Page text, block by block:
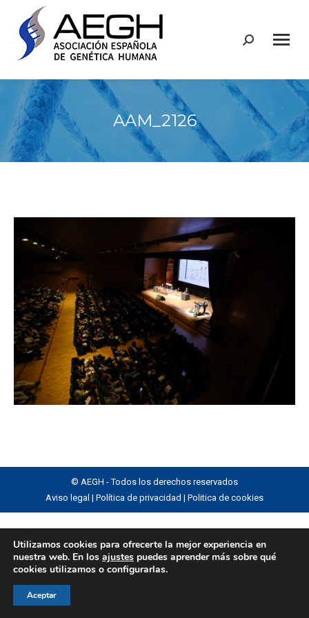
Buscar:
AAM_2126
© AEGH - Todos los derechos reservados
Aviso legal | Política de privacidad | Politica de cookies
Utilizamos cookies para ofrecerte la mejor experiencia en
nuestra web. En los ajustes puedes aprender más sobre qué
cookies utilizamos o configurarlas.
Aceptar